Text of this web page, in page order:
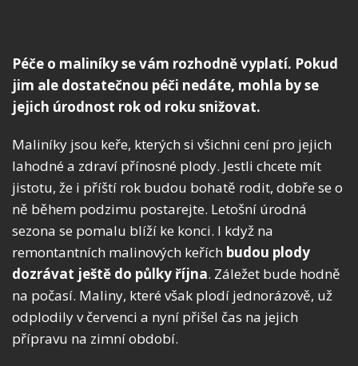
Péče o maliníky se vám rozhodně vyplatí. Pokud
jim ale dostatečnou péči nedáte, mohla by se
jejich úrodnost rok od roku snižovat.
Maliníky jsou keře, kterých si všichni cení pro jejich
lahodné a zdraví přínosné plody. Jestli chcete mít
jistotu, že i příští rok budou bohatě rodit, dobře se o
ně během podzimu postarejte. Letošní úrodná
sezona se pomalu blíží ke konci. I když na
remontantních malinových keřích budou plody
dozrávat ještě do půlky října. Záležet bude hodně
na počasí. Maliny, které však plodí jednorázově, už
odplodily v červenci a nyní přišel čas na jejich
přípravu na zimní období.